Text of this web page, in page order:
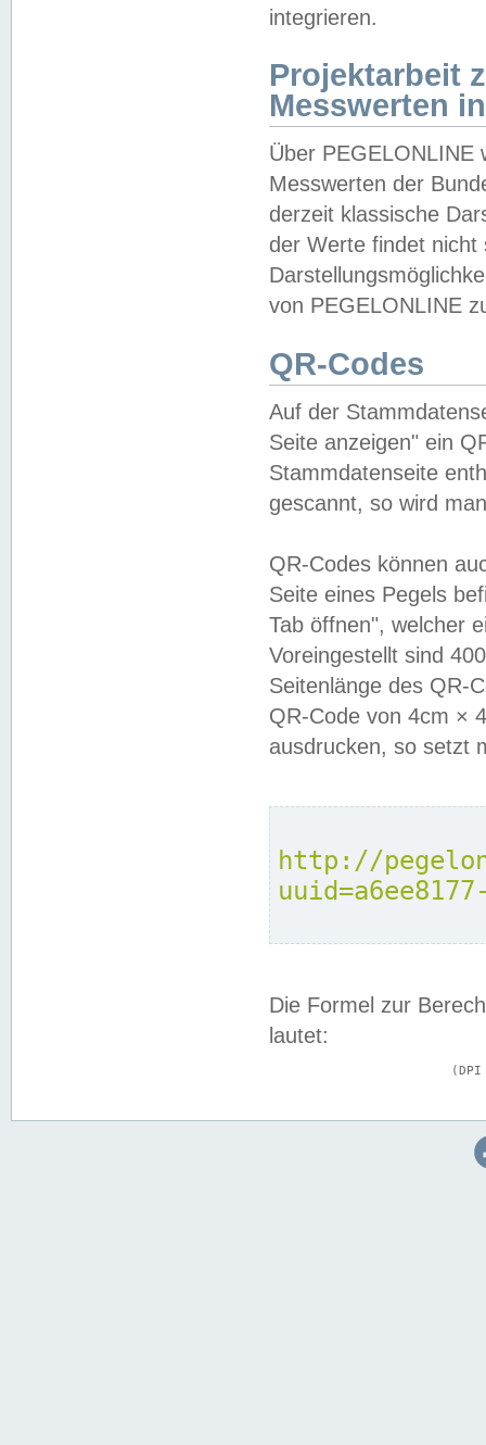
integrieren.
Projektarbeit
Messwerten
Über PEGELONLINE
Messwerten der
derzeit klassische
der Werte findet
von PEGELONLINE
QR-Codes
Auf der
Seite anzeigen" ein
Stammdatenseite
gescannt, so wird
QR-Codes können
Seite eines Pegels
Tab öffnen", welcher
Voreingestellt sind
Seitenlänge des QR-
QR-Code von 4cm ×
ausdrucken, so setzt
http://
Die Formel zur
lautet: